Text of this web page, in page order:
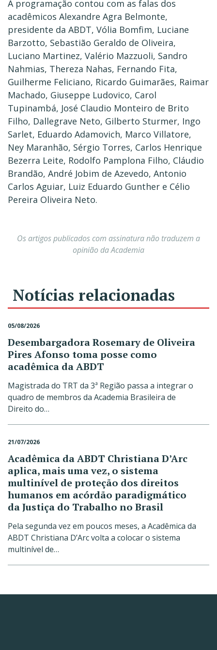
A programação contou com as falas dos
acadêmicos Alexandre Agra Belmonte,
presidente da ABDT, Vólia Bomfim, Luciane
Barzotto, Sebastião Geraldo de Oliveira,
Luciano Martinez, Valério Mazzuoli, Sandro
Nahmias, Thereza Nahas, Fernando Fita,
Guilherme Feliciano, Ricardo Guimarães, Raimar
Machado, Giuseppe Ludovico, Carol
Tupinambá, José Claudio Monteiro de Brito
Filho, Dallegrave Neto, Gilberto Sturmer, Ingo
Sarlet, Eduardo Adamovich, Marco Villatore,
Ney Maranhão, Sérgio Torres, Carlos Henrique
Bezerra Leite, Rodolfo Pamplona Filho, Cláudio
Brandão, André Jobim de Azevedo, Antonio
Carlos Aguiar, Luiz Eduardo Gunther e Célio
Pereira Oliveira Neto.
Os artigos publicados com assinatura não traduzem a
opinião da Academia
Notícias relacionadas
05/08/2026
Desembargadora Rosemary de Oliveira
Pires Afonso toma posse como
acadêmica da ABDT
Magistrada do TRT da 3ª Região passa a integrar o
quadro de membros da Academia Brasileira de
Direito do…
21/07/2026
Acadêmica da ABDT Christiana D’Arc
aplica, mais uma vez, o sistema
multinível de proteção dos direitos
humanos em acórdão paradigmático
da Justiça do Trabalho no Brasil
Pela segunda vez em poucos meses, a Acadêmica da
ABDT Christiana D’Arc volta a colocar o sistema
multinível de…